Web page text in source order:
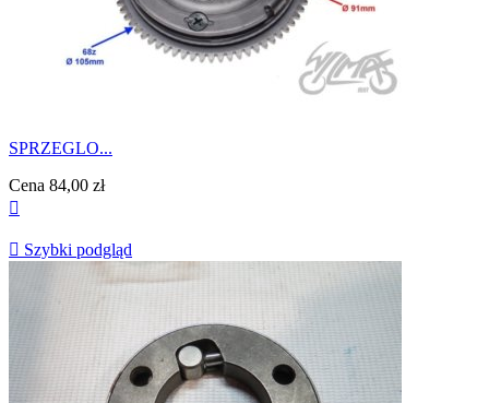
SPRZEGLO...
Cena 84,00 zł

 Szybki podgląd